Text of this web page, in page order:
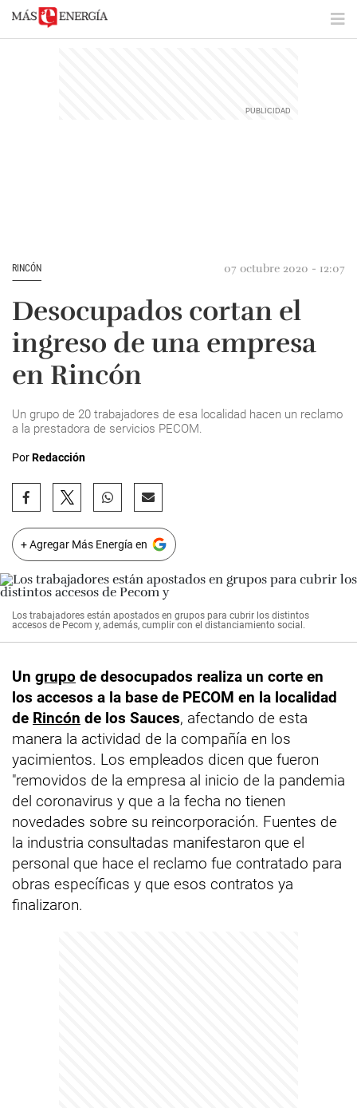
RINCÓN 07 octubre 2020 - 12:07
Desocupados cortan el
ingreso de una empresa
en Rincón
Un grupo de 20 trabajadores de esa localidad hacen un reclamo
a la prestadora de servicios PECOM.
PorRedacción
+ Agregar Más Energía en
Los trabajadores están apostados en grupos para cubrir los distintos
accesos de Pecom y, además, cumplir con el distanciamiento social.
Un grupo de desocupados realiza un corte en
los accesos a la base de PECOM en la localidad
de Rincón de los Sauces, afectando de esta
manera la actividad de la compañía en los
yacimientos. Los empleados dicen que fueron
"removidos de la empresa al inicio de la pandemia
del coronavirus y que a la fecha no tienen
novedades sobre su reincorporación. Fuentes de
la industria consultadas manifestaron que el
personal que hace el reclamo fue contratado para
obras específicas y que esos contratos ya
finalizaron.